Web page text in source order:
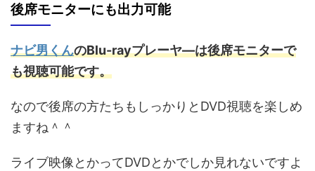
後席モニターにも出力可能
ナビ男くんのBlu-rayプレーヤ―は後席モニターで
も視聴可能です。
なので後席の方たちもしっかりとDVD視聴を楽しめ
ますね＾＾
ライブ映像とかってDVDとかでしか見れないですよ